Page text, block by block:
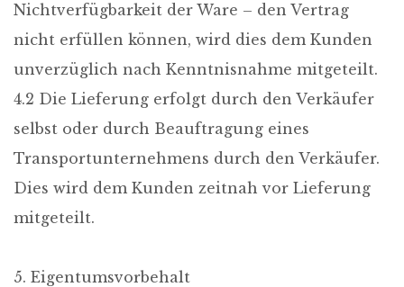
Nichtverfügbarkeit der Ware – den Vertrag
nicht erfüllen können, wird dies dem Kunden
unverzüglich nach Kenntnisnahme mitgeteilt.
4.2 Die Lieferung erfolgt durch den Verkäufer
selbst oder durch Beauftragung eines
Transportunternehmens durch den Verkäufer.
Dies wird dem Kunden zeitnah vor Lieferung
mitgeteilt.
5. Eigentumsvorbehalt